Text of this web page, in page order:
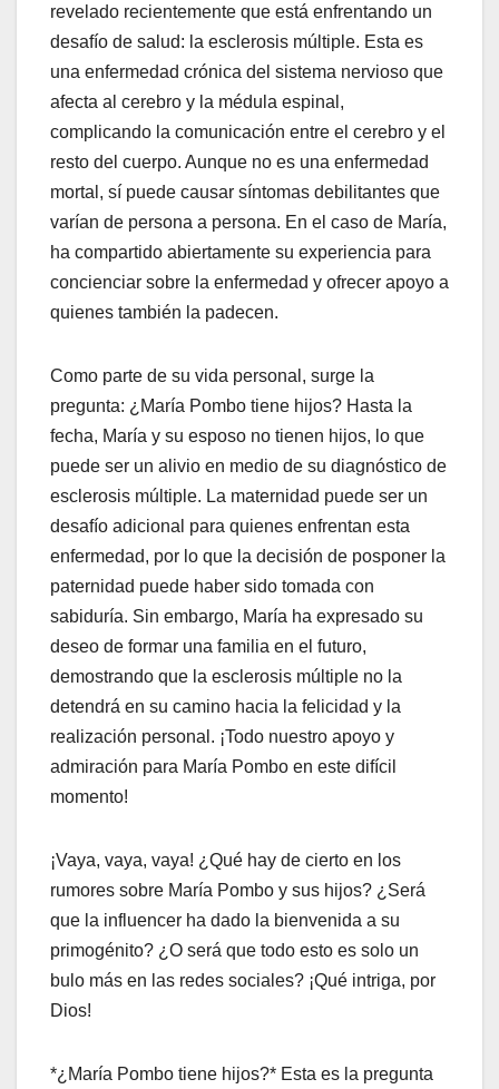
revelado recientemente que está enfrentando un
desafío de salud: la esclerosis múltiple. Esta es
una enfermedad crónica del sistema nervioso que
afecta al cerebro y la médula espinal,
complicando la comunicación entre el cerebro y el
resto del cuerpo. Aunque no es una enfermedad
mortal, sí puede causar síntomas debilitantes que
varían de persona a persona. En el caso de María,
ha compartido abiertamente su experiencia para
concienciar sobre la enfermedad y ofrecer apoyo a
quienes también la padecen.
Como parte de su vida personal, surge la
pregunta: ¿María Pombo tiene hijos? Hasta la
fecha, María y su esposo no tienen hijos, lo que
puede ser un alivio en medio de su diagnóstico de
esclerosis múltiple. La maternidad puede ser un
desafío adicional para quienes enfrentan esta
enfermedad, por lo que la decisión de posponer la
paternidad puede haber sido tomada con
sabiduría. Sin embargo, María ha expresado su
deseo de formar una familia en el futuro,
demostrando que la esclerosis múltiple no la
detendrá en su camino hacia la felicidad y la
realización personal. ¡Todo nuestro apoyo y
admiración para María Pombo en este difícil
momento!
¡Vaya, vaya, vaya! ¿Qué hay de cierto en los
rumores sobre María Pombo y sus hijos? ¿Será
que la influencer ha dado la bienvenida a su
primogénito? ¿O será que todo esto es solo un
bulo más en las redes sociales? ¡Qué intriga, por
Dios!
*¿María Pombo tiene hijos?* Esta es la pregunta